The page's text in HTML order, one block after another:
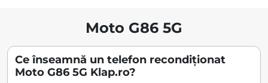
Moto G86 5G
Ce înseamnă un telefon recondiționat
Moto G86 5G Klap.ro?